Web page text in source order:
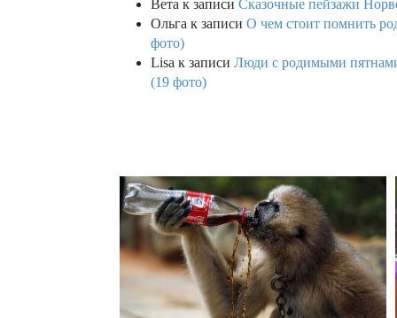
Вета к записи Сказочные пейзажи
Ольга к записи О чем стоит помнить
фото)
Lisa к записи Люди с родимыми
(19 фото)